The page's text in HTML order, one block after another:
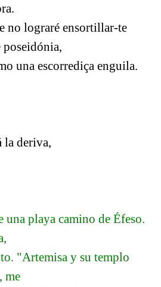
no lograré ensortillar-te
poseidónia,
una escorrediça enguila.
la deriva,
una playa camino de Éfeso.
"Artemisa y su templo
me